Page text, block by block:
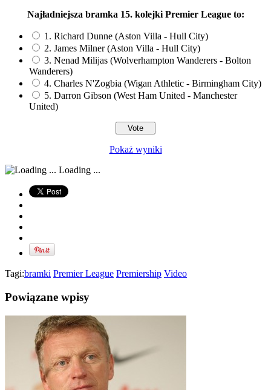
Najładniejsza bramka 15. kolejki Premier League to:
1. Richard Dunne (Aston Villa - Hull City)
2. James Milner (Aston Villa - Hull City)
3. Nenad Milijas (Wolverhampton Wanderers - Bolton
Wanderers)
4. Charles N'Zogbia (Wigan Athletic - Birmingham City)
5. Darron Gibson (West Ham United - Manchester
United)
Pokaż wyniki
Loading ...
Tagi:bramki Premier League Premiership Video
Powiązane wpisy